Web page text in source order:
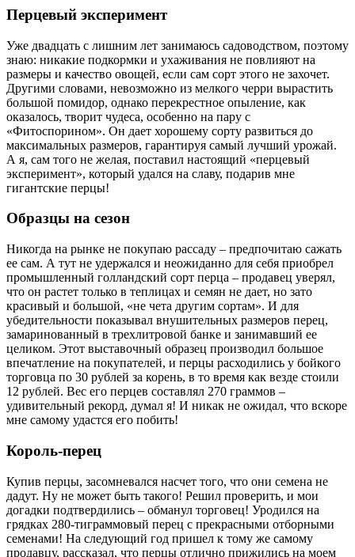
Перцевый эксперимент
Уже двадцать с лишним лет занимаюсь садоводством, поэтому
знаю: никакие подкормки и ухаживания не повлияют на
размеры и качество овощей, если сам сорт этого не захочет.
Другими словами, невозможно из мелкого черри вырастить
большой помидор, однако перекрестное опыление, как
оказалось, творит чудеса, особенно на пару с
«Фитоспорином». Он дает хорошему сорту развиться до
максимальных размеров, гарантируя самый лучший урожай.
А я, сам того не желая, поставил настоящий «перцевый
эксперимент», который удался на славу, подарив мне
гигантские перцы!
Образцы на сезон
Никогда на рынке не покупаю рассаду – предпочитаю сажать
ее сам. А тут не удержался и неожиданно для себя приобрел
промышленный голландский сорт перца – продавец уверял,
что он растет только в теплицах и семян не дает, но зато
красивый и большой, «не чета другим сортам». И для
убедительности показывал внушительных размеров перец,
замаринованный в трехлитровой банке и занимавший ее
целиком. Этот выставочный образец производил большое
впечатление на покупателей, и перцы расходились у бойкого
торговца по 30 рублей за корень, в то время как везде стоили
12 рублей. Вес его перцев составлял 270 граммов –
удивительный рекорд, думал я! И никак не ожидал, что вскоре
мне самому удастся его побить!
Король-перец
Купив перцы, засомневался насчет того, что они семена не
дадут. Ну не может быть такого! Решил проверить, и мои
догадки подтвердились – обманул торговец! Уродился на
грядках 280-тиграммовый перец с прекрасными отборными
семенами! На следующий год пришел к тому же самому
продавцу, рассказал, что перцы отлично прижились на моем